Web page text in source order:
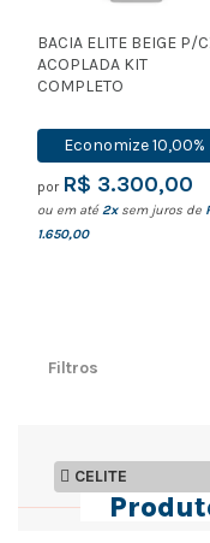
BACIA ELITE BEIGE P/
ACOPLADA KIT
COMPLETO
Economize10,00%
por R$ 3.300,00
ou em até2xsem juros de
1.650,00
Filtros
CELITE